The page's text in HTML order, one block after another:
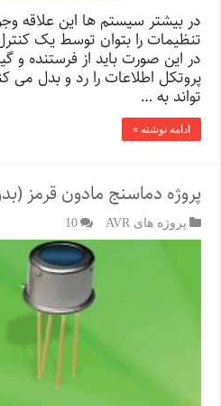
در بیشتر سیستم ها این علاقه
تنظیمات را بتوان توسط یک کنترل
در این صورت باید از فرستنده و
پروتکل اطلاعات را رد و بدل می
تواند به …
ادامه نوشته »
پروژه دماسنج مادون قرمز
پروژه های AVR 10